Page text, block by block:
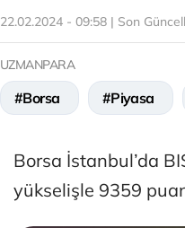
22.02.2024 - 09:58 | Son
UZMANPARA
#Borsa #Piyasa
Borsa İstanbul’da
yükselişle 9359